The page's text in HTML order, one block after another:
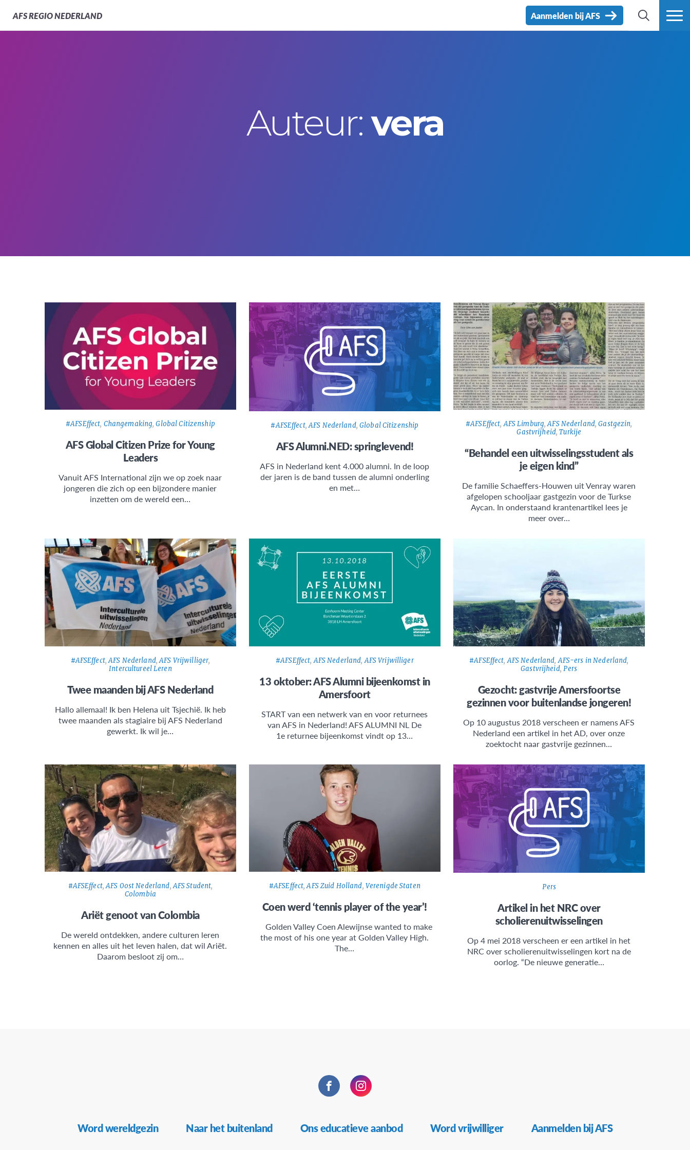
AFSREGIO NEDERLAND
ZOEK
Aanmelden bij AFS
Auteur:vera
#AFSEffect, Changemaking,Global Citizenship
AFS Global Citizen Prize for Young
Leaders
Vanuit AFS International zijn we op zoek naar
jongeren die zich op een bijzondere manier
inzetten om de wereld een…
#AFSEffect,AFS Nederland, Global Citizenship
AFS Alumni.NED: springlevend!
AFS in Nederland kent 4.000 alumni. In de loop
der jaren is de band tussen de alumni onderling
en met…
#AFSEffect,AFS Limburg,AFS Nederland,Gastgezin,
Gastvrijheid,Turkije
“Behandel een uitwisselingsstudent als
je eigen kind”
De familie Schaeffers-Houwen uit Venray waren
afgelopen schooljaar gastgezin voor de Turkse
Aycan. In onderstaand krantenartikel lees je
meer over…
#AFSEffect,AFS Nederland,AFS Vrijwilliger,
Intercultureel Leren
Twee maanden bij AFS Nederland
Hallo allemaal! Ik ben Helena uit Tsjechië. Ik heb
twee maanden als stagiaire bij AFS Nederland
gewerkt. Ik wil je…
#AFSEffect,AFS Nederland,AFS Vrijwilliger
13 oktober: AFS Alumni bijeenkomst in
Amersfoort
START van een netwerk van en voor returnees
van AFS in Nederland! AFS ALUMNI NL De
1e returnee bijeenkomst vindt op 13…
#AFSEffect,AFS Nederland,AFS-ers in Nederland,
Gastvrijheid, Pers
Gezocht: gastvrije Amersfoortse
gezinnen voor buitenlandse jongeren!
Op 10 augustus 2018 verscheen er namens AFS
Nederland een artikel in het AD, over onze
zoektocht naar gastvrije gezinnen…
#AFSEffect,AFS Oost Nederland,AFS Student,
Colombia
Ariët genoot van Colombia
De wereld ontdekken, andere culturen leren
kennen en alles uit het leven halen, dat wil Ariët.
Daarom besloot zij om…
#AFSEffect,AFS Zuid Holland, Verenigde Staten
Coen werd ‘tennis player of the year’!
Golden Valley Coen Alewijnse wanted to make
the most of his one year at Golden Valley High.
The…
Pers
Artikel in het NRC over
scholierenuitwisselingen
Op 4 mei 2018 verscheen er een artikel in het
NRC over scholierenuitwisselingen kort na de
oorlog. “De nieuwe generatie…
FacebookInstagram
Word wereldgezin Naar het buitenland Ons educatieve aanbod Word vrijwilliger Aanmelden bij AFS